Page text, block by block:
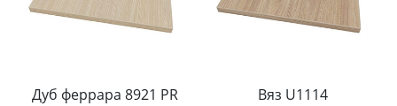
Дуб феррара 8921 PR Вяз U1114